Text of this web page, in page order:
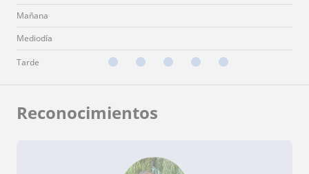
Mañana
Mediodía
Tarde
Reconocimientos